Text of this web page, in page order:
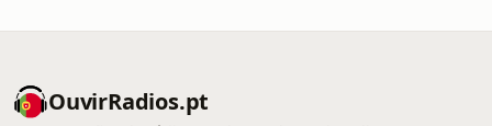
OuvirRadios.pt